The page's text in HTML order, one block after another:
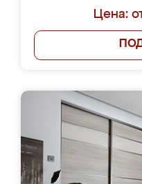
Цена: